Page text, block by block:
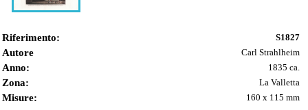
Riferimento: S1827
Autore Carl Strahlheim
Anno: 1835 ca.
Zona: La Valletta
Misure: 160 x 115 mm